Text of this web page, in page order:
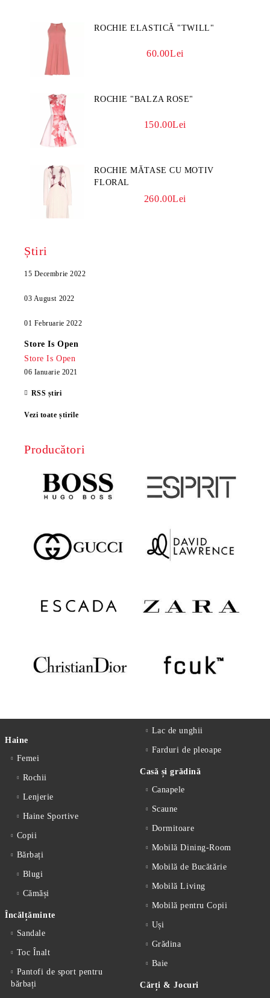
ROCHIE ELASTICĂ "TWILL"
60.00Lei
ROCHIE "BALZA ROSE"
150.00Lei
ROCHIE MĂTASE CU MOTIV
FLORAL
260.00Lei
Știri
15 Decembrie 2022
03 August 2022
01 Februarie 2022
Store Is Open
Store Is Open
06 Ianuarie 2021
RSS știri
Vezi toate știrile
Producători
Haine
Femei
Rochii
Lenjerie
Haine Sportive
Copii
Bărbați
Blugi
Cămăși
Încălțăminte
Sandale
Toc Înalt
Pantofi de sport pentru
bărbați
Lac de unghii
Farduri de pleoape
Casă și grădină
Canapele
Scaune
Dormitoare
Mobilă Dining-Room
Mobilă de Bucătărie
Mobilă Living
Mobilă pentru Copii
Uși
Grădina
Baie
Cărți & Jocuri